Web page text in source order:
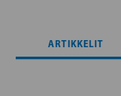
ARTIKKELIT